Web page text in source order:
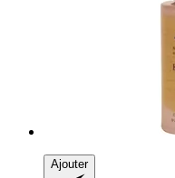
Ajouter